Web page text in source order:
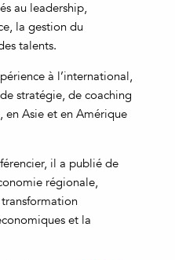
au leadership,
la gestion du
talents.
à l’international,
stratégie, de coaching
Asie et en Amérique
il a publié de
régionale,
et la